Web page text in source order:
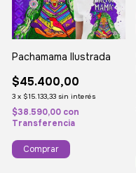
Pachamama Ilustrada
$45.400,00
3 x $15.133,33 sin interés
$38.590,00 con
Transferencia
Comprar